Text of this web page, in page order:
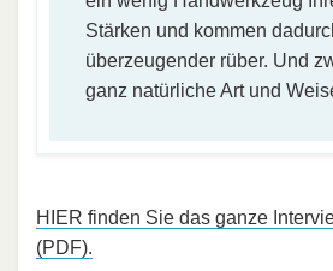
Stärken und kommen
überzeugender rüber. Und
ganz natürliche Art und
HIER finden Sie das ganze
(PDF).